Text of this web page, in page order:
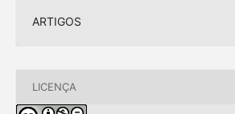
ARTIGOS
LICENÇA